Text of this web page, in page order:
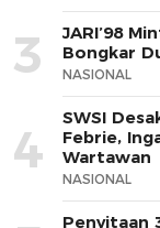
3
JARI’98
Bongkar
NASIONAL
4
SWSI
Febrie,
Wartawan
NASIONAL
Penyitaan